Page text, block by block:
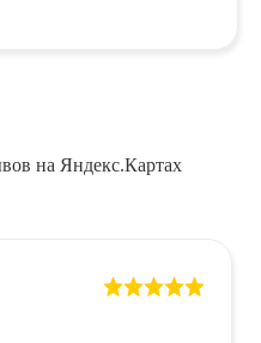
на Яндекс.Картах